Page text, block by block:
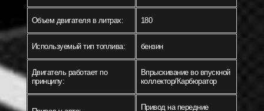
Объем двигателя в литрах: 180
Используемый тип топлива: бензин
Двигатель работает по
принципу:
Впрыскивание во впускной
коллектор/Карбюратор
Привод на передние